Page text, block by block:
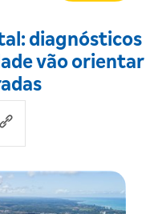
diagnósticos
vão orientar